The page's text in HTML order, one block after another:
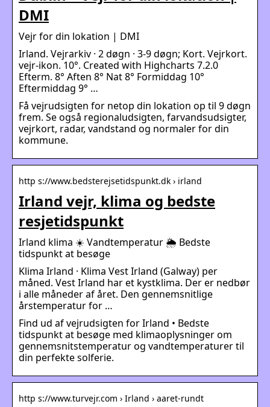
DMI
Vejr for din lokation | DMI
Irland. Vejrarkiv · 2 døgn · 3-9 døgn; Kort. Vejrkort.
vejr-ikon. 10°. Created with Highcharts 7.2.0
Efterm. 8° Aften 8° Nat 8° Formiddag 10°
Eftermiddag 9° …
Få vejrudsigten for netop din lokation op til 9 døgn
frem. Se også regionaludsigten, farvandsudsigter,
vejrkort, radar, vandstand og normaler for din
kommune.
http s://www.bedsterejsetidspunkt.dk › irland
Irland vejr, klima og bedste
resjetidspunkt
Irland klima ☀️ Vandtemperatur 🌦️ Bedste
tidspunkt at besøge
Klima Irland · Klima Vest Irland (Galway) per
måned. Vest Irland har et kystklima. Der er nedbør
i alle måneder af året. Den gennemsnitlige
årstemperatur for …
Find ud af vejrudsigten for Irland • Bedste
tidspunkt at besøge med klimaoplysninger om
gennemsnitstemperatur og vandtemperaturer til
din perfekte solferie.
http s://www.turvejr.com › Irland › aaret-rundt